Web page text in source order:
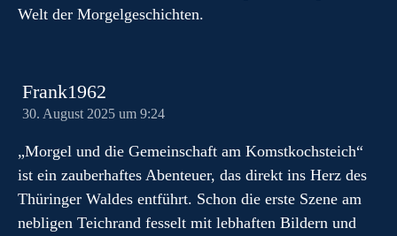
Welt der Morgelgeschichten.
Frank1962
30. August 2025 um 9:24
„Morgel und die Gemeinschaft am Komstkochsteich“
ist ein zauberhaftes Abenteuer, das direkt ins Herz des
Thüringer Waldes entführt. Schon die erste Szene am
nebligen Teichrand fesselt mit lebhaften Bildern und